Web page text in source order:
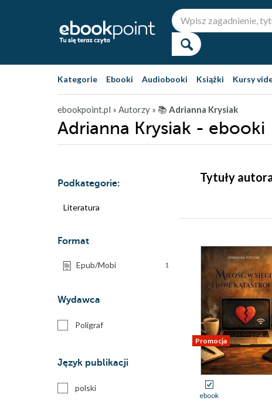
Kategorie Ebooki Audiobooki Książki Kursy
ebookpoint.pl » Autorzy » 📚Adrianna Krysiak
Adrianna Krysiak - ebooki
Podkategorie:
Literatura
Format
Epub/Mobi 1
Wydawca
Poligraf
Język publikacji
polski
Tytuły
Promocja
ebook